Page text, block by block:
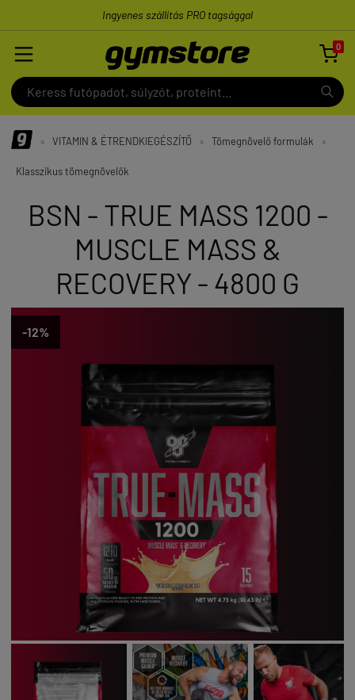
Ingyenes szállítás PRO tagsággal
0

» VITAMIN & ÉTRENDKIEGÉSZÍTŐ » Tömegnövelő formulák »
Klasszikus tömegnövelők
BSN - TRUE MASS 1200 -
MUSCLE MASS &
RECOVERY - 4800 G
-12%